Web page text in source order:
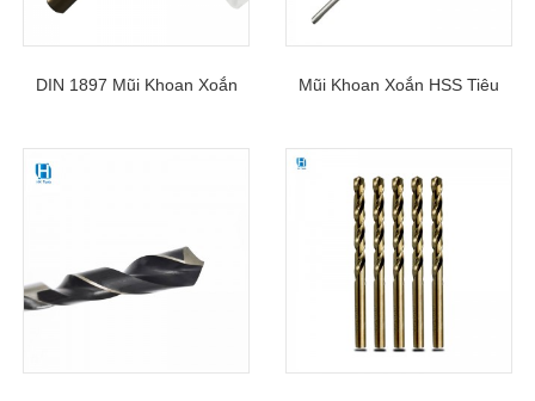
DIN 1897 Mũi Khoan Xoắn Mũi Khoan Xoắn HSS Tiêu